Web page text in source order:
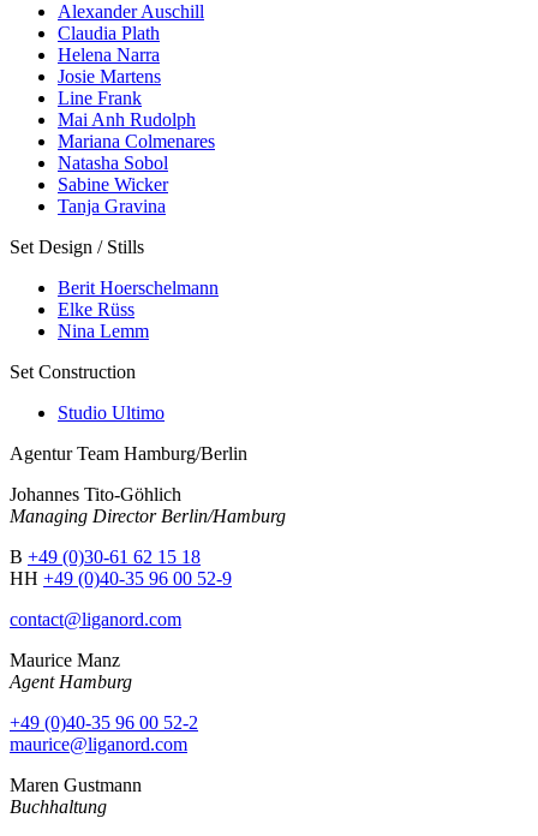
Alexander Auschill
Claudia Plath
Helena Narra
Josie Martens
Line Frank
Mai Anh Rudolph
Mariana Colmenares
Natasha Sobol
Sabine Wicker
Tanja Gravina
Set Design / Stills
Berit Hoerschelmann
Elke Rüss
Nina Lemm
Set Construction
Studio Ultimo
Agentur Team Hamburg/Berlin
Johannes Tito-Göhlich
Managing Director Berlin/Hamburg
B +49 (0)30-61 62 15 18
HH +49 (0)40-35 96 00 52-9
contact@liganord.com
Maurice Manz
Agent Hamburg
+49 (0)40-35 96 00 52-2
maurice@liganord.com
Maren Gustmann
Buchhaltung